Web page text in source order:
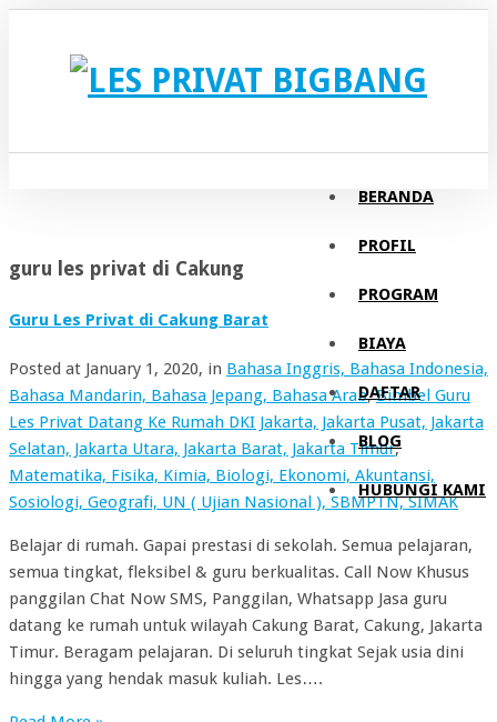
BERANDA
PROFIL
PROGRAM
BIAYA
DAFTAR
BLOG
HUBUNGI KAMI
guru les privat di Cakung
Guru Les Privat di Cakung Barat
Posted at January 1, 2020, in Bahasa Inggris, Bahasa Indonesia,
Bahasa Mandarin, Bahasa Jepang, Bahasa Arab,Bimbel Guru
Les Privat Datang Ke Rumah DKI Jakarta, Jakarta Pusat, Jakarta
Selatan, Jakarta Utara, Jakarta Barat, Jakarta Timur,
Matematika, Fisika, Kimia, Biologi, Ekonomi, Akuntansi,
Sosiologi, Geografi, UN ( Ujian Nasional ), SBMPTN, SIMAK
Belajar di rumah. Gapai prestasi di sekolah. Semua pelajaran,
semua tingkat, fleksibel & guru berkualitas. Call Now Khusus
panggilan Chat Now SMS, Panggilan, Whatsapp Jasa guru
datang ke rumah untuk wilayah Cakung Barat, Cakung, Jakarta
Timur. Beragam pelajaran. Di seluruh tingkat Sejak usia dini
hingga yang hendak masuk kuliah. Les….